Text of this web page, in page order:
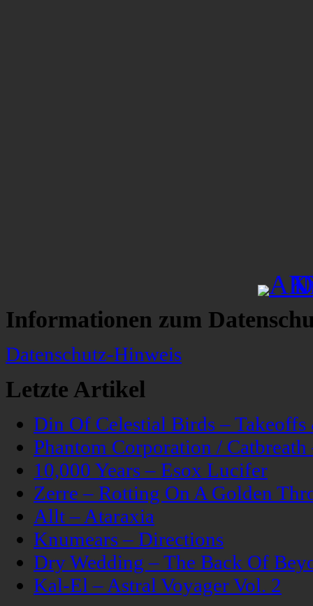
Informationen zum
Datenschutz-Hinweis
Letzte Artikel
Din Of Celestial Birds –
Phantom Corporation /
10,000 Years – Esox Lucifer
Zerre – Rotting On A Golden
Allt – Ataraxia
Knumears – Directions
Dry Wedding – The Back Of
Kal-El – Astral Voyager Vol. 2